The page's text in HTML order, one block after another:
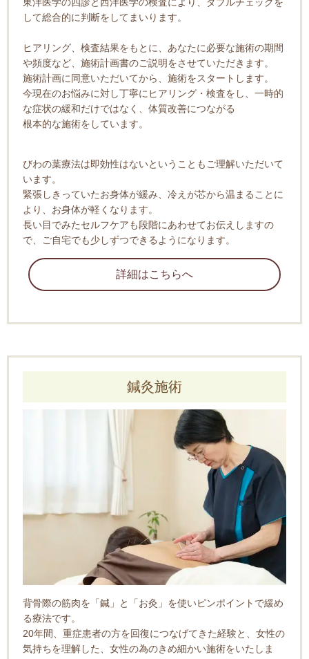
して総合的に判断をしてまいります。
ヒアリング、検査結果をもとに、あなたに必要な施術の期間
や頻度など、施術計画書のご説明をさせていただきます。
施術計画に同意いただいてから、施術をスタートします。
今現在のお悩みに対し丁寧にヒアリング・検査をし、一時的
な症状の緩和だけではなく、体質改善につながる
根本的な施術をしています。
びわの葉療法は即効性はないということもご理解いただいて
います。
緊張しきっていたお身体が緩み、冷えが芯から温まることに
より、お身体が軽くなります。
長い目でみたセルフケアも段階にあわせてお伝えしますの
で、ご自宅でも少しずつできるようになります。
詳細はこちらへ
鍼灸施術
背骨際の筋肉を「鍼」と「お灸」を使いピンポイントで緩め
る療法です。
20年間、重症患者の方を回復につなげてきた経験と、女性の
気持ちを理解した、女性の為のきめ細かい施術をいたしま